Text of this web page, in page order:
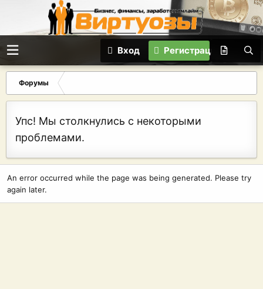
Вход Регистрация
Форумы
Упс! Мы столкнулись с некоторыми
проблемами.
An error occurred while the page was being generated. Please try
again later.